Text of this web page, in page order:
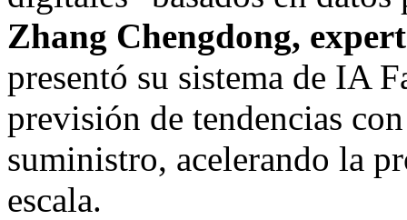
Zhang Chengdong,
presentó su sistema de IA
previsión de tendencias
suministro, acelerando la
escala.